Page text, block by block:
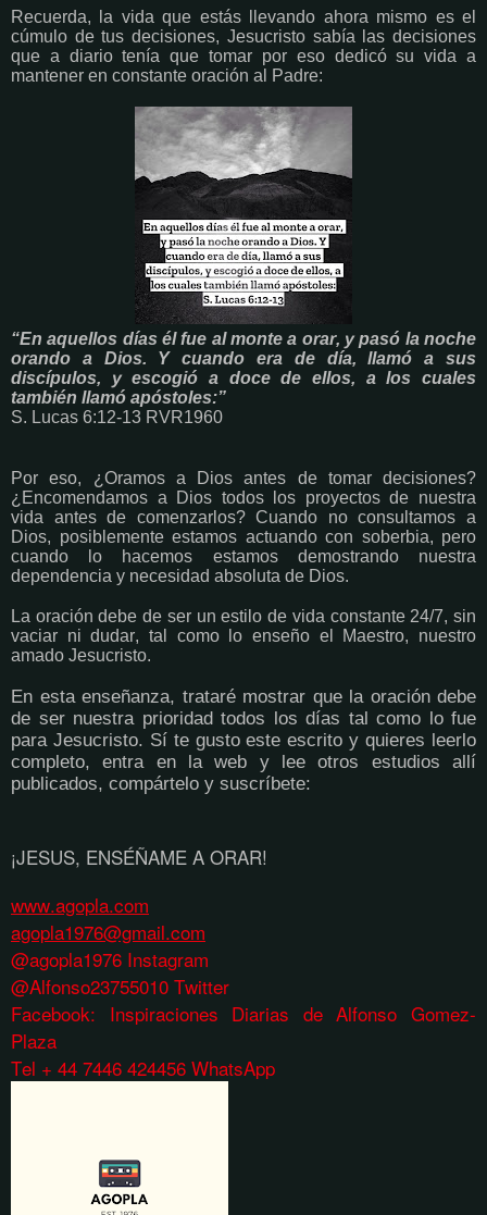
Recuerda, la vida que estás llevando ahora mismo es el
cúmulo de tus decisiones, Jesucristo sabía las decisiones
que a diario tenía que tomar por eso dedicó su vida a
mantener en constante oración al Padre:
“En aquellos días él fue al monte a orar, y pasó la noche
orando a Dios. Y cuando era de día, llamó a sus
discípulos, y escogió a doce de ellos, a los cuales
también llamó apóstoles:”
S. Lucas 6:12-13 RVR1960
Por eso, ¿Oramos a Dios antes de tomar decisiones?
¿Encomendamos a Dios todos los proyectos de nuestra
vida antes de comenzarlos? Cuando no consultamos a
Dios, posiblemente estamos actuando con soberbia, pero
cuando lo hacemos estamos demostrando nuestra
dependencia y necesidad absoluta de Dios.
La oración debe de ser un estilo de vida constante 24/7, sin
vaciar ni dudar, tal como lo enseño el Maestro, nuestro
amado Jesucristo.
En esta enseñanza, trataré mostrar que la oración debe
de ser nuestra prioridad todos los días tal como lo fue
para Jesucristo. Sí te gusto este escrito y quieres leerlo
completo, entra en la web y lee otros estudios allí
publicados, compártelo y suscríbete:
¡JESUS, ENSÉÑAME A ORAR!
www.agopla.com
agopla1976@gmail.com
@agopla1976 Instagram
@Alfonso23755010 Twitter
Facebook: Inspiraciones Diarias de Alfonso Gomez-
Plaza
Tel + 44 7446 424456 WhatsApp